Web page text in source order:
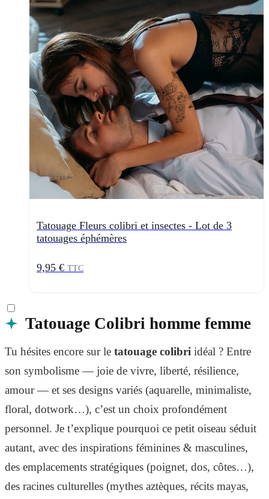
Tatouage Fleurs colibri et insectes - Lot de 3
tatouages éphémères
9,95 € TTC
Tatouage Colibri homme femme
Tu hésites encore sur le tatouage colibri idéal ? Entre
son symbolisme — joie de vivre, liberté, résilience,
amour — et ses designs variés (aquarelle, minimaliste,
floral, dotwork…), c’est un choix profondément
personnel. Je t’explique pourquoi ce petit oiseau séduit
autant, avec des inspirations féminines & masculines,
des emplacements stratégiques (poignet, dos, côtes…),
des racines culturelles (mythes aztèques, récits mayas,